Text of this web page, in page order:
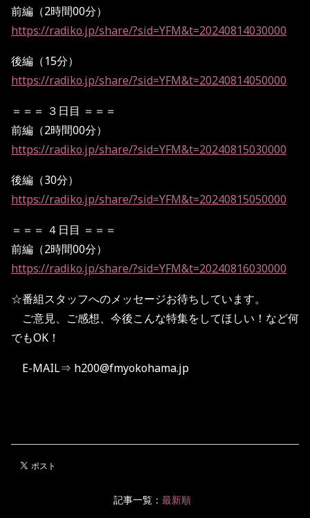
前編（2時間00分）
https://radiko.jp/share/?sid=YFM&t=20240814030000
後編（15分）
https://radiko.jp/share/?sid=YFM&t=20240814050000
＝＝＝ ３日目 ＝＝＝
前編（2時間00分）
https://radiko.jp/share/?sid=YFM&t=20240815030000
後編（30分）
https://radiko.jp/share/?sid=YFM&t=20240815050000
＝＝＝ ４日目 ＝＝＝
前編（2時間00分）
https://radiko.jp/share/?sid=YFM&t=20240816030000
☆番組スタッフへのメッセージお待ちしています。
ご意見、ご感想、今後こんな特集をしてほしい！など何
でもOK！
E-MAIL⇒ h200@fmyokohama.jp
記事一覧： 最新順